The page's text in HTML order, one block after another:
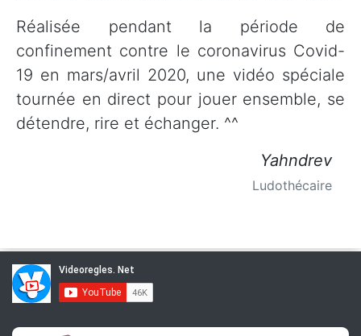
Réalisée pendant la période de
confinement contre le coronavirus Covid-
19 en mars/avril 2020, une vidéo spéciale
tournée en direct pour jouer ensemble, se
détendre, rire et échanger. ^^
Yahndrev
Ludothécaire